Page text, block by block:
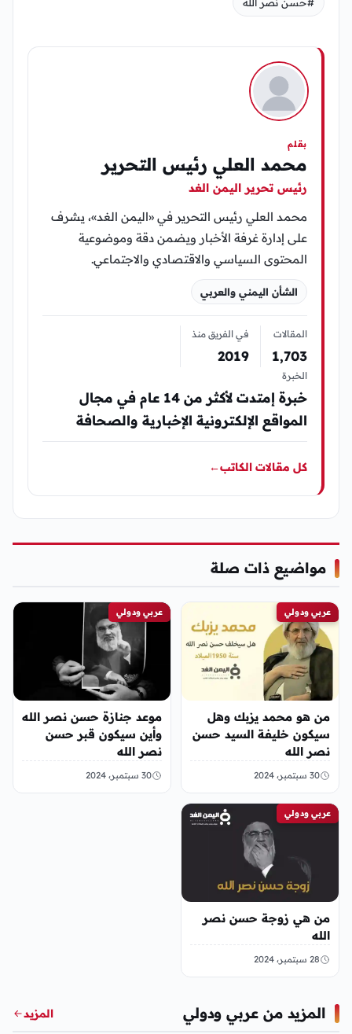
بقلم
محمد العلي رئيس التحرير
رئيس تحرير اليمن الغد
محمد العلي رئيس التحرير في «اليمن الغد»، يشرف
على إدارة غرفة الأخبار ويضمن دقة وموضوعية
المحتوى السياسي والاقتصادي والاجتماعي.
الشأن اليمني والعربي
المقالات
1٬703
في الفريق منذ
2019
الخبرة
خبرة إمتدت لأكثر من 14 عام في مجال
المواقع الإلكترونية الإخبارية والصحافة
كل مقالات الكاتب←
مواضيع ذات صلة
عربي ودولي
من هو محمد يزبك وهل
سيكون خليفة السيد حسن
نصر الله
30 سبتمبر، 2024
عربي ودولي
موعد جنازة حسن نصر الله
وأين سيكون قبر حسن
نصر الله
30 سبتمبر، 2024
عربي ودولي
من هي زوجة حسن نصر
الله
28 سبتمبر، 2024
المزيد من عربي ودولي المزيد